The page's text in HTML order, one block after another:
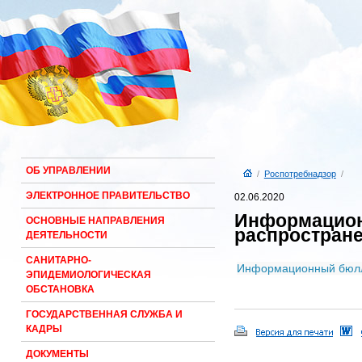
ОБ УПРАВЛЕНИИ
ЭЛЕКТРОННОЕ ПРАВИТЕЛЬСТВО
ОСНОВНЫЕ НАПРАВЛЕНИЯ
ДЕЯТЕЛЬНОСТИ
САНИТАРНО-
ЭПИДЕМИОЛОГИЧЕСКАЯ
ОБСТАНОВКА
ГОСУДАРСТВЕННАЯ СЛУЖБА И
КАДРЫ
ДОКУМЕНТЫ
/ Роспотребнадзор/
02.06.2020
Информационный